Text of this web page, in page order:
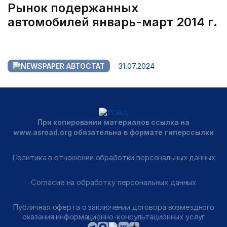
Рынок подержанных
автомобилей январь-март 2014 г.
АВТОСТАТ 31.07.2024
При копировании материалов ссылка на
www.asroad.org обязательна в формате гиперссылки
Политика в отношении обработки персональных данных
Согласие на обработку персональных данных
Публичная оферта о заключении договора возмездного
оказания информационно-консультационных услуг